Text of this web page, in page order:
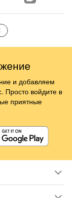
и добавляем
Просто войдите в
приятные